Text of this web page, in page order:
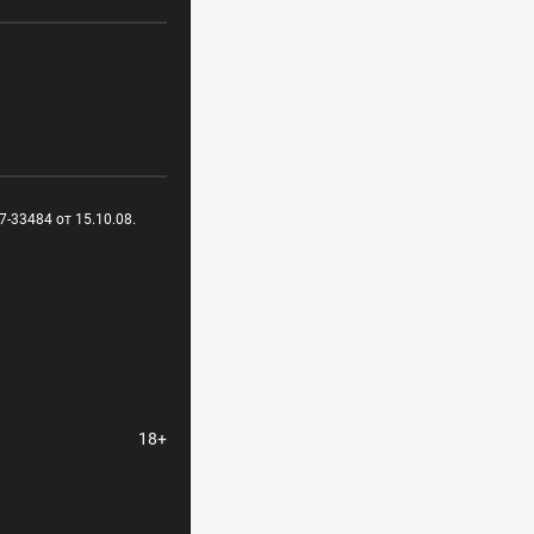
33484 от 15.10.08.
18+